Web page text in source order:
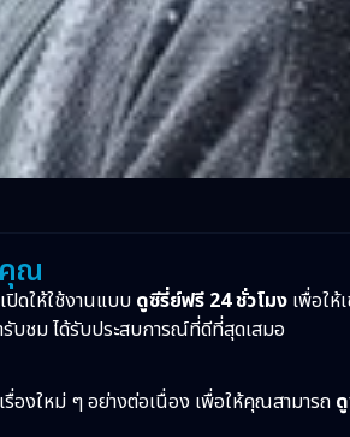
ณ
ดให้ใช้งานแบบ ดูซีรี่ย์ฟรี 24 ชั่วโมงเพื่อให้
รับชม ได้รับประสบการณ์ที่ดีที่สุดเสมอ
องใหม่ ๆ อย่างต่อเนื่อง เพื่อให้คุณสามารถ